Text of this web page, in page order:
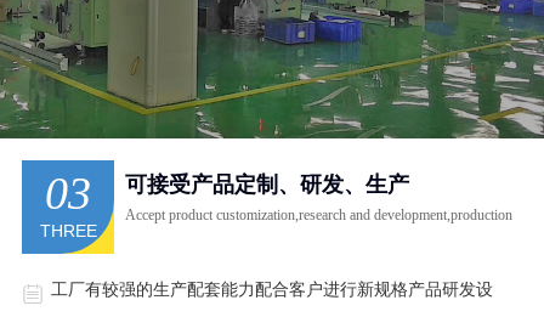
03
THREE
可接受产品定制、研发、生产
Accept product customization,research and development,production
工厂有较强的生产配套能力配合客户进行新规格产品研发设